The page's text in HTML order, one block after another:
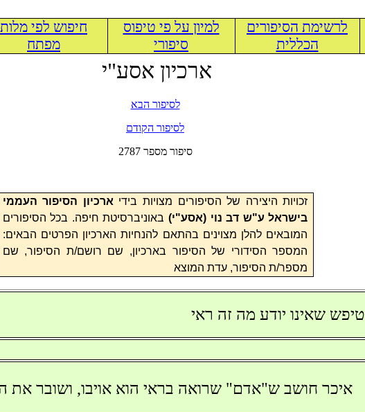
לרשימת הסיפורים
הכללית
למיון על פי טיפוס
סיפורי
חיפוש לפי מלות
מפתח
ארכיון אסע"י
לסיפור הבא
לסיפור הקודם
2787 סיפור מספר
זכויות היצירה של הסיפורים מצויות בידי ארכיון הסיפור העממי
בישראל ע"ש דב נוי (אסע"י) באוניברסיטת חיפה. בכל הסיפורים
המובאים להלן מצוינים בהתאם להנחיות הארכיון הפרטים הבאים:
המספר הסידורי של הסיפור בארכיון, שם רושם/ת הסיפור, שם
מספר/ת הסיפור, עדת המוצא
טיפש שאינו יודע מה זה ראי
איכר חושב ש"אדם" שרואה בראי הוא אויבו, ושובר את